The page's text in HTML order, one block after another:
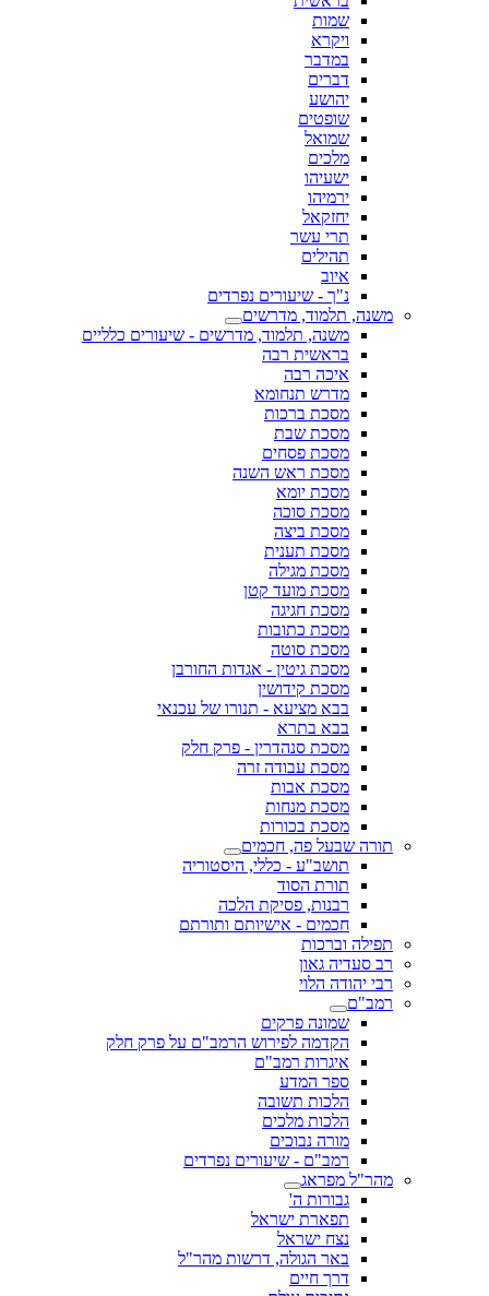
שמות
ויקרא
במדבר
דברים
יהושע
שופטים
שמואל
מלכים
ישעיהו
ירמיהו
יחזקאל
תרי עשר
תהילים
איוב
נ"ך - שיעורים נפרדים
משנה, תלמוד, מדרשים
משנה, תלמוד, מדרשים - שיעורים כלליים
בראשית רבה
איכה רבה
מדרש תנחומא
מסכת ברכות
מסכת שבת
מסכת פסחים
מסכת ראש השנה
מסכת יומא
מסכת סוכה
מסכת ביצה
מסכת תענית
מסכת מגילה
מסכת מועד קטן
מסכת חגיגה
מסכת כתובות
מסכת סוטה
מסכת גיטין - אגדות החורבן
מסכת קידושין
בבא מציעא - תנורו של עכנאי
בבא בתרא
מסכת סנהדרין - פרק חלק
מסכת עבודה זרה
מסכת אבות
מסכת מנחות
מסכת בכורות
תורה שבעל פה, חכמים
תושב"ע - כללי, היסטוריה
תורת הסוד
רבנות, פסיקת הלכה
חכמים - אישיותם ותורתם
תפילה וברכות
רב סעדיה גאון
רבי יהודה הלוי
רמב"ם
שמונה פרקים
הקדמה לפירוש הרמב"ם על פרק חלק
איגרות רמב"ם
ספר המדע
הלכות תשובה
הלכות מלכים
מורה נבוכים
רמב"ם - שיעורים נפרדים
מהר"ל מפראג
גבורות ה'
תפארת ישראל
נצח ישראל
באר הגולה, דרשות מהר"ל
דרך חיים